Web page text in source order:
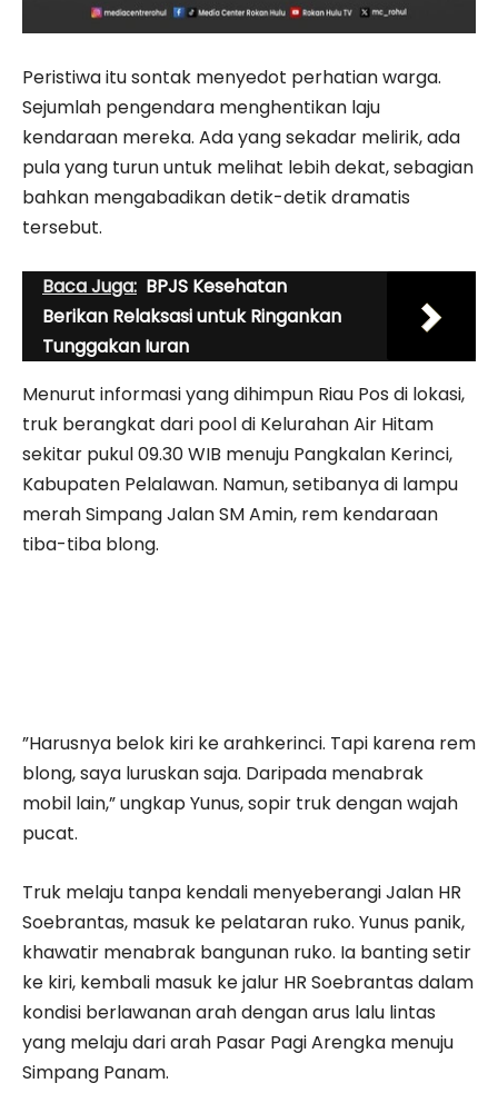
Peristiwa itu sontak menyedot perhatian warga.
Sejumlah pengendara menghentikan laju
kendaraan mereka. Ada yang sekadar melirik, ada
pula yang turun untuk melihat lebih dekat, sebagian
bahkan mengabadikan detik-detik dramatis
tersebut.
Baca Juga: BPJS Kesehatan
Berikan Relaksasi untuk Ringankan
Tunggakan Iuran
Menurut informasi yang dihimpun Riau Pos di lokasi,
truk berangkat dari pool di Kelurahan Air Hitam
sekitar pukul 09.30 WIB menuju Pangkalan Kerinci,
Kabupaten Pelalawan. Namun, setibanya di lampu
merah Simpang Jalan SM Amin, rem kendaraan
tiba-tiba blong.
”Harusnya belok kiri ke arahkerinci. Tapi karena rem
blong, saya luruskan saja. Daripada menabrak
mobil lain,” ungkap Yunus, sopir truk dengan wajah
pucat.
Truk melaju tanpa kendali menyeberangi Jalan HR
Soebrantas, masuk ke pelataran ruko. Yunus panik,
khawatir menabrak bangunan ruko. Ia banting setir
ke kiri, kembali masuk ke jalur HR Soebrantas dalam
kondisi berlawanan arah dengan arus lalu lintas
yang melaju dari arah Pasar Pagi Arengka menuju
Simpang Panam.